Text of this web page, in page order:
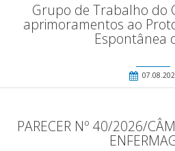
Grupo de Trabalho do
aprimoramentos ao
Espontânea
PARECER Nº 40/2026/